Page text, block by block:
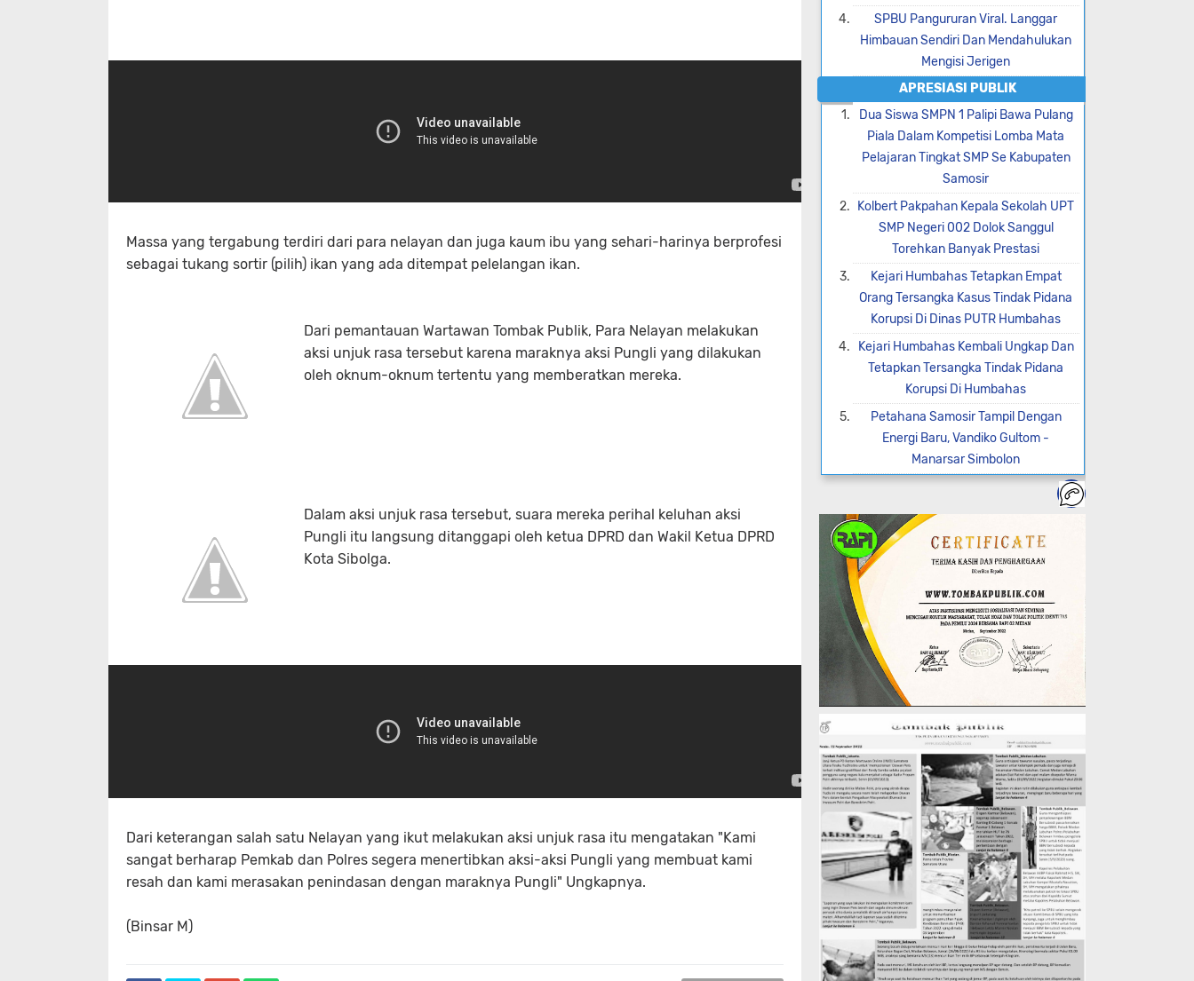
Massa yang tergabung terdiri dari para nelayan dan juga kaum ibu yang sehari-harinya berprofesi
sebagai tukang sortir (pilih) ikan yang ada ditempat pelelangan ikan.
Dari pemantauan Wartawan Tombak Publik, Para Nelayan melakukan
aksi unjuk rasa tersebut karena maraknya aksi Pungli yang dilakukan
oleh oknum-oknum tertentu yang memberatkan mereka.
Dalam aksi unjuk rasa tersebut, suara mereka perihal keluhan aksi
Pungli itu langsung ditanggapi oleh ketua DPRD dan Wakil Ketua DPRD
Kota Sibolga.
Dari keterangan salah satu Nelayan yang ikut melakukan aksi unjuk rasa itu mengatakan "Kami
sangat berharap Pemkab dan Polres segera menertibkan aksi-aksi Pungli yang membuat kami
resah dan kami merasakan penindasan dengan maraknya Pungli" Ungkapnya.
(Binsar M)
SPBU Pangururan Viral. Langgar
Himbauan Sendiri Dan Mendahulukan
Mengisi Jerigen
APRESIASI PUBLIK
Dua Siswa SMPN 1 Palipi Bawa Pulang
Piala Dalam Kompetisi Lomba Mata
Pelajaran Tingkat SMP Se Kabupaten
Samosir
Kolbert Pakpahan Kepala Sekolah UPT
SMP Negeri 002 Dolok Sanggul
Torehkan Banyak Prestasi
Kejari Humbahas Tetapkan Empat
Orang Tersangka Kasus Tindak Pidana
Korupsi Di Dinas PUTR Humbahas
Kejari Humbahas Kembali Ungkap Dan
Tetapkan Tersangka Tindak Pidana
Korupsi Di Humbahas
Petahana Samosir Tampil Dengan
Energi Baru, Vandiko Gultom -
Manarsar Simbolon